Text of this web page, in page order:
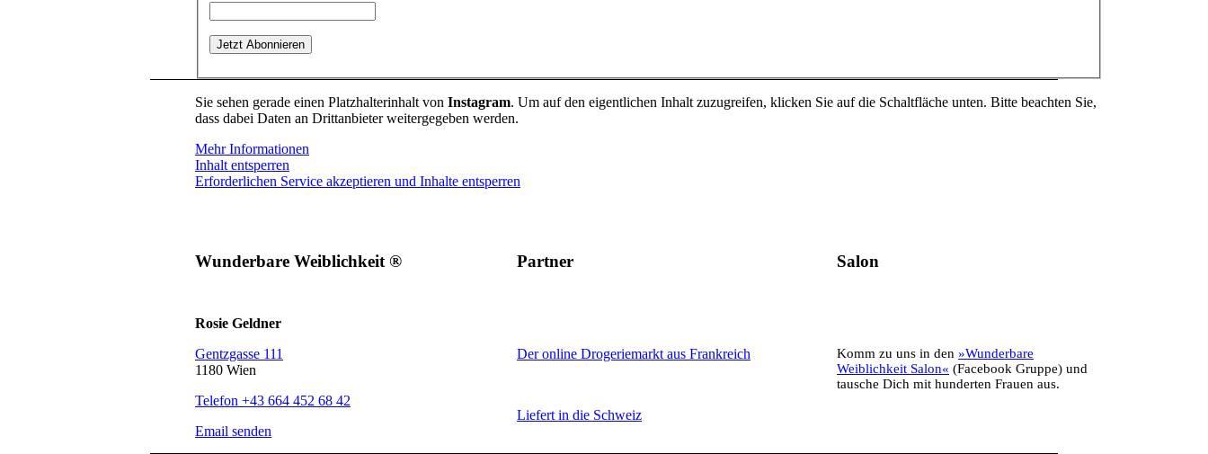
Sie sehen gerade einen Platzhalterinhalt von Instagram. Um auf den eigentlichen Inhalt zuzugreifen, klicken Sie auf die Schaltfläche unten. Bitte beachten Sie,
dass dabei Daten an Drittanbieter weitergegeben werden.
Mehr Informationen
Inhalt entsperren
Erforderlichen Service akzeptieren und Inhalte entsperren
Wunderbare Weiblichkeit ®
Rosie Geldner
Gentzgasse 111
1180 Wien
Telefon +43 664 452 68 42
Email senden
Partner
Der online Drogeriemarkt aus Frankreich
Liefert in die Schweiz
Salon
Komm zu uns in den »Wunderbare
Weiblichkeit Salon« (Facebook Gruppe) und
tausche Dich mit hunderten Frauen aus.